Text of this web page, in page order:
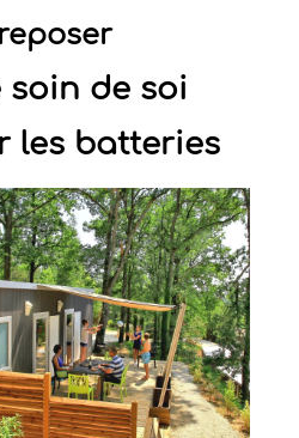
soin de soi
les batteries